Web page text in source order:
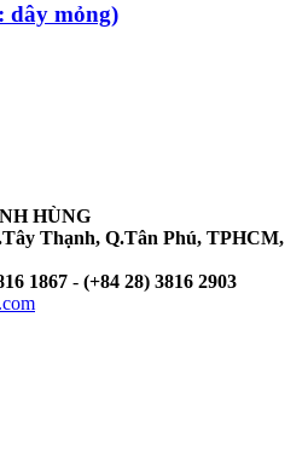
dây mỏng)
HÙNG
Thạnh, Q.Tân Phú, TPHCM,
1867 - (+84 28) 3816 2903